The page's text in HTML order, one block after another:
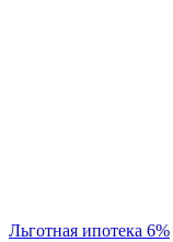
Льготная ипотека 6%